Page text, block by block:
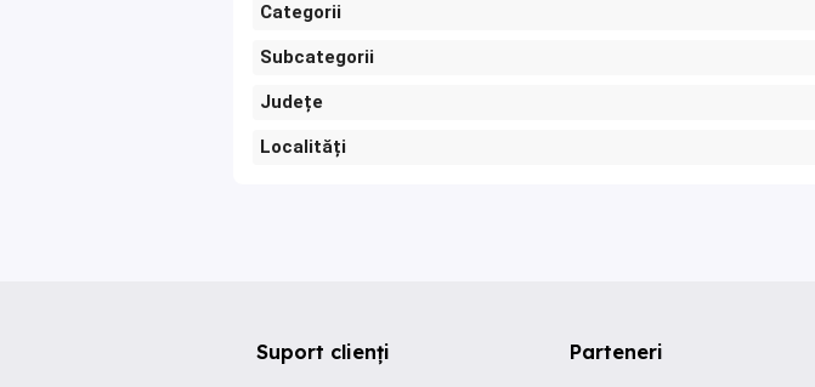
Categorii
Subcategorii
Județe
Localități
Suport clienți Parteneri